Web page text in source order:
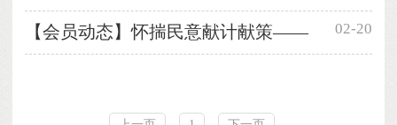
【会员动态】怀揣民意献计献策—— 02-20